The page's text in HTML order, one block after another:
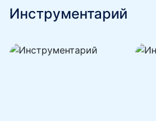
Инструментарий